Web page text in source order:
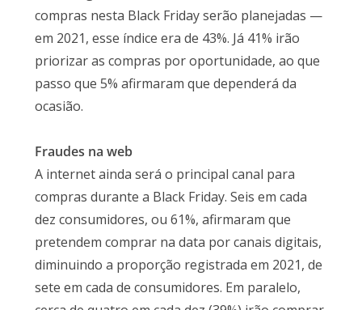
compras nesta Black Friday serão planejadas —
em 2021, esse índice era de 43%. Já 41% irão
priorizar as compras por oportunidade, ao que
passo que 5% afirmaram que dependerá da
ocasião.
Fraudes na web
A internet ainda será o principal canal para
compras durante a Black Friday. Seis em cada
dez consumidores, ou 61%, afirmaram que
pretendem comprar na data por canais digitais,
diminuindo a proporção registrada em 2021, de
sete em cada de consumidores. Em paralelo,